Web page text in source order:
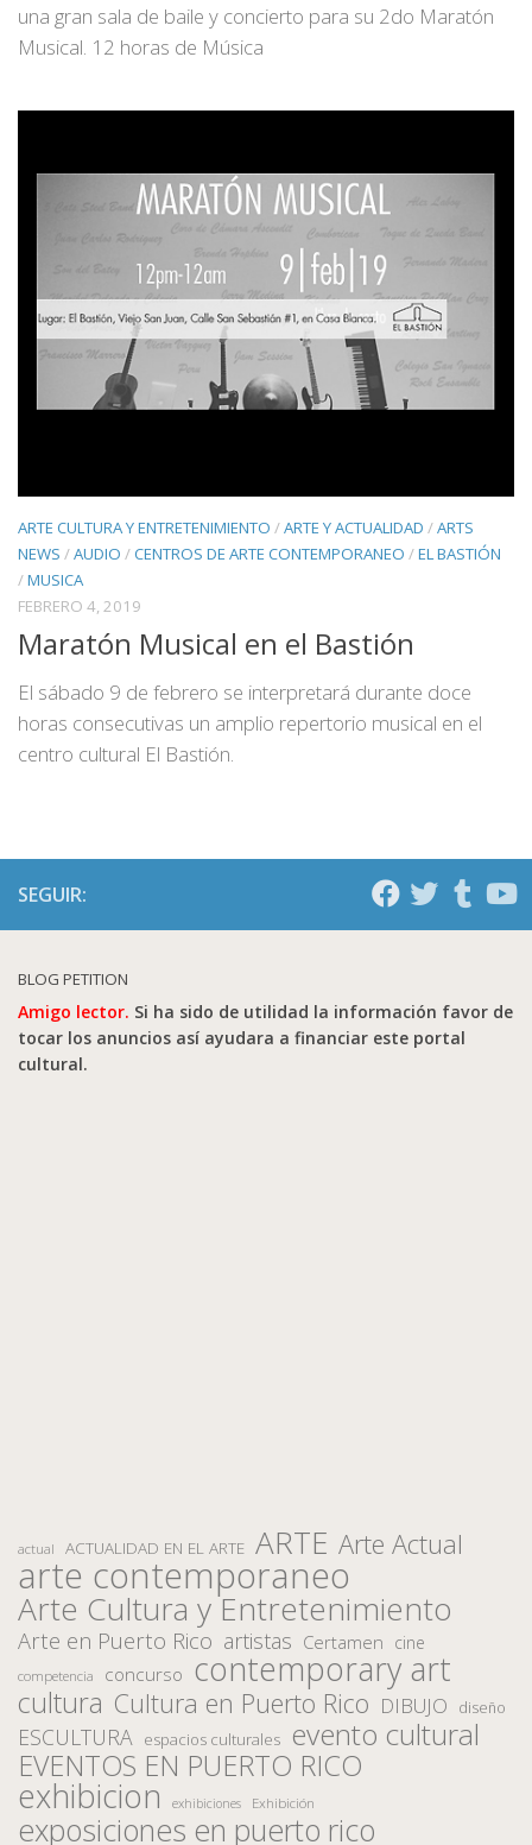
una gran sala de baile y concierto para su 2do Maratón
Musical. 12 horas de Música
ARTE CULTURA Y ENTRETENIMIENTO /ARTE Y ACTUALIDAD /ARTS
NEWS /AUDIO /CENTROS DE ARTE CONTEMPORANEO /EL BASTIÓN
/MUSICA
FEBRERO 4, 2019
Maratón Musical en el Bastión
El sábado 9 de febrero se interpretará durante doce
horas consecutivas un amplio repertorio musical en el
centro cultural El Bastión.
SEGUIR:
BLOG PETITION
Amigo lector. Si ha sido de utilidad la información favor de
tocar los anuncios así ayudara a financiar este portal
cultural.
actual ACTUALIDAD EN EL ARTE ARTE Arte Actual
arte contemporaneo
Arte Cultura y Entretenimiento
Arte en Puerto Rico artistas Certamen cine
competencia concurso contemporary art
cultura Cultura en Puerto Rico DIBUJO diseño
ESCULTURA espacios culturales evento cultural
EVENTOS EN PUERTO RICO
exhibicion exhibiciones Exhibición
exposiciones en puerto rico